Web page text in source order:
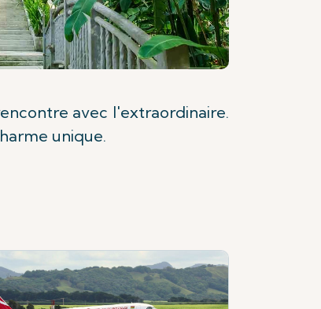
avec l'extraordinaire.
unique.